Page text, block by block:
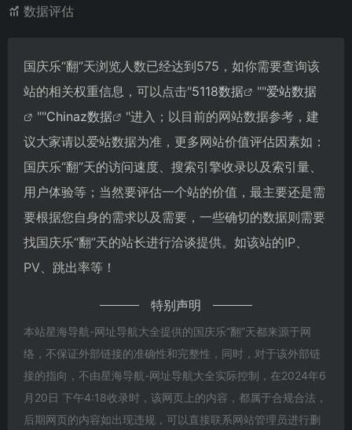
数据评估
国庆乐“翻”天浏览人数已经达到575，如你需要查询该
站的相关权重信息，可以点击"5118数据 ""爱站数据
""Chinaz数据
"进入；以目前的网站数据参考，建
议大家请以爱站数据为准，更多网站价值评估因素如：
国庆乐“翻”天的访问速度、搜索引擎收录以及索引量、
用户体验等；当然要评估一个站的价值，最主要还是需
要根据您自身的需求以及需要，一些确切的数据则需要
找国庆乐“翻”天的站长进行洽谈提供。如该站的IP、
PV、跳出率等！
特别声明
本站星海导航-网址导航大全提供的国庆乐“翻”天都来源于网
络，不保证外部链接的准确性和完整性，同时，对于该外部链
接的指向，不由星海导航-网址导航大全实际控制，在2024年6
月20日 下午4:18收录时，该网页上的内容，都属于合规合法，
后期网页的内容如出现违规，可以直接联系网站管理员进行删